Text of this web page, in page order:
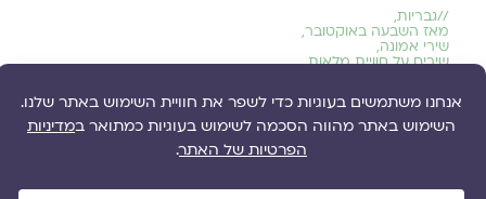
//גבריות,
מאז השבעה באוקטובר,
שירי אמונה,
שירים על חוויית מלאות
שֶׁיָּדְעָה לְרוֹצֵץ אוֹיְבִים / וּלְנַגֵּב דְּמָעוֹת בִּקְרָבוֹת אֲבוּדִים
להמשך קריאה ››